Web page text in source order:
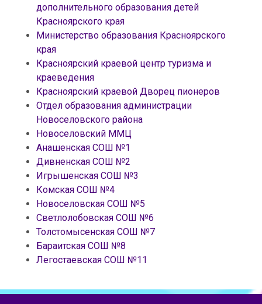
дополнительного образования детей
Красноярского края
Министерство образования Красноярского
края
Красноярский краевой центр туризма и
краеведения
Красноярский краевой Дворец пионеров
Отдел образования администрации
Новоселовского района
Новоселовский ММЦ
Анашенская СОШ №1
Дивненская СОШ №2
Игрышенская СОШ №3
Комская СОШ №4
Новоселовская СОШ №5
Светлолобовская СОШ №6
Толстомысенская СОШ №7
Бараитская СОШ №8
Легостаевская СОШ №11